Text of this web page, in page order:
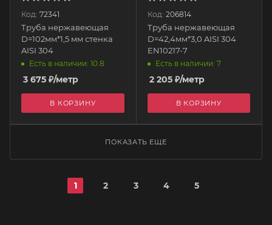
Код: 72341
Труба нержавеющая
D=102мм*1,5 мм стенка
AISI 304
Есть в наличии: 10.8
3 675 ₽/метр
В КОРЗИНУ
Код: 206814
Труба нержавеющая
D=42,4мм*3,0 AISI 304
EN10217-7
Есть в наличии: 7
2 205₽/метр
В КОРЗИНУ
ПОКАЗАТЬ ЕЩЕ
1 2 3 4 5